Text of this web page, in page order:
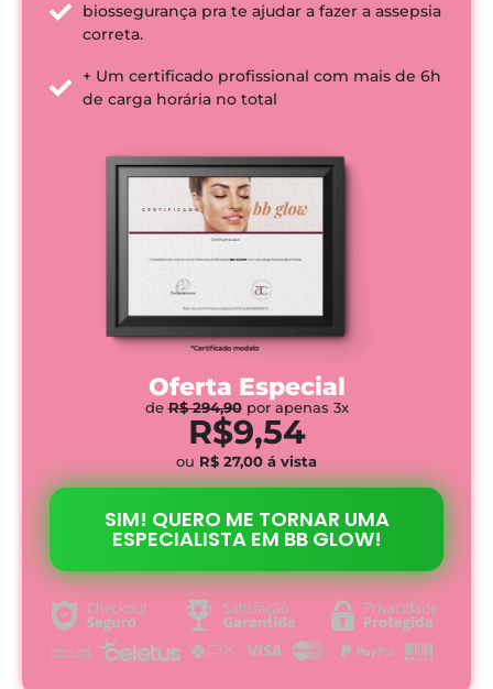
biossegurança pra te ajudar a fazer a assepsia
correta.
+ Um certificado profissional com mais de 6h
de carga horária no total
Oferta Especial
deR$ 294,90por apenas 3x
R$9,54
ou R$ 27,00 á vista
SIM! QUERO ME TORNAR UMA
ESPECIALISTA EM BB GLOW!